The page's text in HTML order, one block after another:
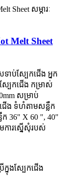
Melt Sheet
ាប់ស្បែកជើង អ្នក
បែកជើង កម្រាស់
សម្រាប់
ជើង ទំហំតាមសន្លឹក
36" X 60 ", 40"
ការស្នើសុំរបស់